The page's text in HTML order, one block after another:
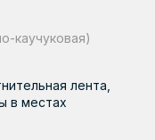
каучуковая)
лента,
в местах